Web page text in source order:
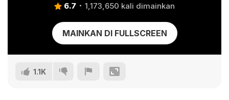
6.7 1,173,650 kali dimainkan
MAINKAN DI FULLSCREEN
1.1K